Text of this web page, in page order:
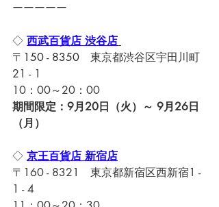
ーーーーー
◇ 西武百貨店 渋谷店
〒150 - 8350 東京都渋谷区宇田川町
21 - 1
10：00～20：00
期間限定：9月20日（火）～ 9月26日
（月）
◇ 京王百貨店 新宿店
〒 160 - 8321
東京都新宿区西新宿1 -
1 - 4